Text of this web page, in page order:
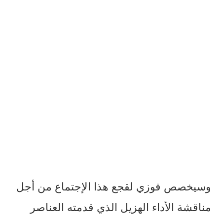
وسيخصص فوزي لقجع هذا الإجتماع من أجل
مناقشة الأداء الهزيل الذي قدمته العناصر